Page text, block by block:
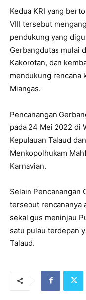
Kedua KRI yang
VIII tersebut
pendukung yang
Gerbangdutas mulai
Kakorotan, dan
mendukung rencana
Miangas.
Pencanangan
pada 24 Mei 2022 di
Kepulauan Talaud
Menkopolhukam
Karnavian.
Selain Pencanangan
tersebut rencananya
sekaligus meninjau
satu pulau terdepan
Talaud.